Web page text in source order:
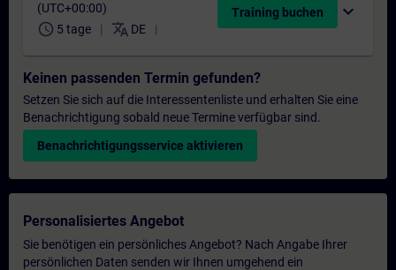
(UTC+00:00)
schedule 5 tage translate DE
Training buchen expand_more
Keinen passenden Termin gefunden?
Setzen Sie sich auf die Interessentenliste und erhalten Sie eine
Benachrichtigung sobald neue Termine verfügbar sind.
Benachrichtigungsservice aktivieren
Personalisiertes Angebot
Sie benötigen ein persönliches Angebot? Nach Angabe Ihrer
persönlichen Daten senden wir Ihnen umgehend ein